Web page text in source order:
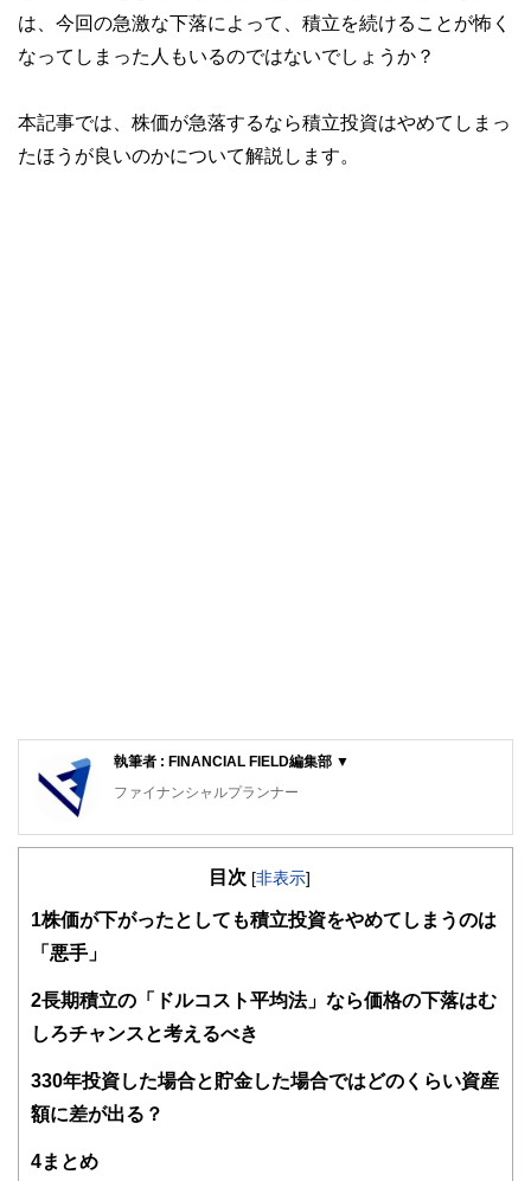
は、今回の急激な下落によって、積立を続けることが怖く
なってしまった人もいるのではないでしょうか？
本記事では、株価が急落するなら積立投資はやめてしまっ
たほうが良いのかについて解説します。
執筆者 : FINANCIAL FIELD編集部 ▼
ファイナンシャルプランナー
FinancialField編集部は、金融、経済に関する記事を、日々
知識がない方でも理解できるようわかりやすく発信していま
関わることで、読者目線のコンテンツを追求しています。
FinancialFieldの特徴は、ファイナンシャルプランナー、弁
ドバイザー、DCプランナー、公認会計士、社会保険労務
士、行政書士、投資アナリスト、キャリアコンサルタントな
ど150名以上の有資格者を執筆者・監修者として迎え、むず
目次 [非表示]
1 株価が下がったとしても積立投資をやめてしまうのは
「悪手」
2長期積立の「ドルコスト平均法」なら価格の下落はむ
しろチャンスと考えるべき
330年投資した場合と貯金した場合ではどのくらい資産
額に差が出る？
4まとめ